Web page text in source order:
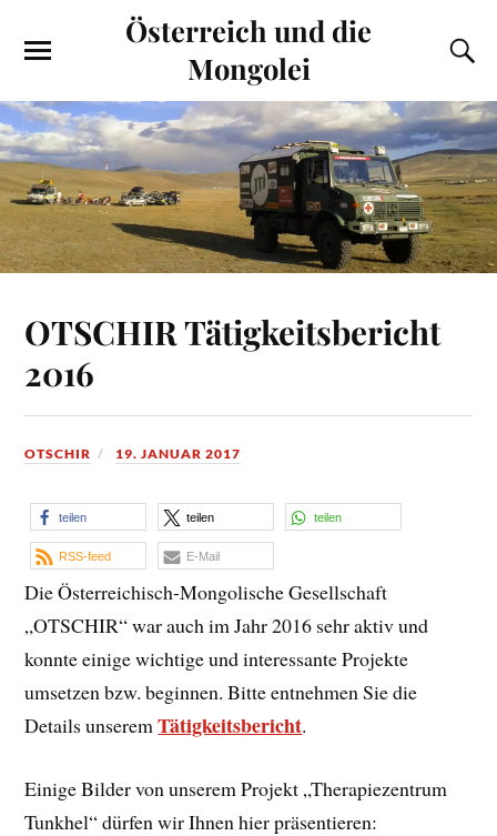
Österreich und die
Mongolei
OTSCHIR Tätigkeitsbericht
2016
OTSCHIR 19. JANUAR 2017
teilen teilen teilen
RSS-feed E-Mail
Die Österreichisch-Mongolische Gesellschaft
„OTSCHIR“ war auch im Jahr 2016 sehr aktiv und
konnte einige wichtige und interessante Projekte
umsetzen bzw. beginnen. Bitte entnehmen Sie die
Details unseremTätigkeitsbericht.
Einige Bilder von unserem Projekt „Therapiezentrum
Tunkhel“ dürfen wir Ihnen hier präsentieren: